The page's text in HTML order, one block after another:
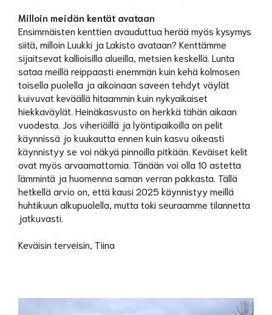
Milloin meidän kentät avataan
Ensimmäisten kenttien avauduttua herää myös kysymys
siitä, milloin Luukki ja Lakisto avataan? Kenttämme
sijaitsevat kallioisilla alueilla, metsien keskellä. Lunta
sataa meillä reippaasti enemmän kuin kehä kolmosen
toisella puolella ja aikoinaan saveen tehdyt väylät
kuivuvat keväällä hitaammin kuin nykyaikaiset
hiekkaväylät. Heinäkasvusto on herkkä tähän aikaan
vuodesta. Jos viheriöillä ja lyöntipaikoilla on pelit
käynnissä jo kuukautta ennen kuin kasvu oikeasti
käynnistyy se voi näkyä pinnoilla pitkään. Keväiset kelit
ovat myös arvaamattomia. Tänään voi olla 10 astetta
lämmintä ja huomenna saman verran pakkasta. Tällä
hetkellä arvio on, että kausi 2025 käynnistyy meillä
huhtikuun alkupuolella, mutta toki seuraamme tilannetta
jatkuvasti.
Keväisin terveisin, Tiina